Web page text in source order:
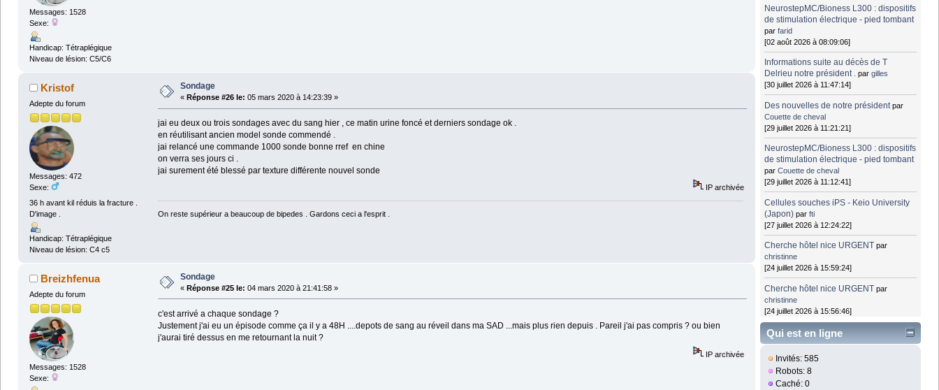
Messages: 1528
Sexe:
Handicap: Tétraplégique
Niveau de lésion: C5/C6
Kristof
Adepte du forum
Messages: 472
Sexe:
36 h avant kil réduis la fracture .
D'image .
Handicap: Tétraplégique
Niveau de lésion: C4 c5
Sondage
« Réponse #26 le: 05 mars 2020 à 14:23:39 »
jai eu deux ou trois sondages avec du sang hier , ce matin urine foncé et derniers sondage ok .
en réutilisant ancien model sonde commendé .
jai relancé une commande 1000 sonde bonne rref en chine
on verra ses jours ci .
jai surement été blessé par texture différente nouvel sonde
IP archivée
On reste supérieur a beaucoup de bipedes . Gardons ceci a l'esprit .
Breizhfenua
Adepte du forum
Messages: 1528
Sexe:
Sondage
« Réponse #25 le: 04 mars 2020 à 21:41:58 »
c'est arrivé a chaque sondage ?
Justement j'ai eu un épisode comme ça il y a 48H ....depots de sang au réveil dans ma SAD ...mais plus rien depuis . Pareil j'ai pas compris ? ou bien
j'aurai tiré dessus en me retournant la nuit ?
IP archivée
NeurostepMC/Bioness L300 : dispositifs
de stimulation électrique - pied tombant
parfarid
[02 août 2026 à 08:09:06]
Informations suite au décès de T
Delrieu notre président . pargilles
[30 juillet 2026 à 11:47:14]
Des nouvelles de notre président par
Couette de cheval
[29 juillet 2026 à 11:21:21]
NeurostepMC/Bioness L300 : dispositifs
de stimulation électrique - pied tombant
parCouette de cheval
[29 juillet 2026 à 11:12:41]
Cellules souches iPS - Keio University
(Japon) parfti
[27 juillet 2026 à 12:24:22]
Cherche hôtel nice URGENT par
christinne
[24 juillet 2026 à 15:59:24]
Cherche hôtel nice URGENT par
christinne
[24 juillet 2026 à 15:56:46]
Qui est en ligne
Invités: 585
Robots: 8
Caché: 0